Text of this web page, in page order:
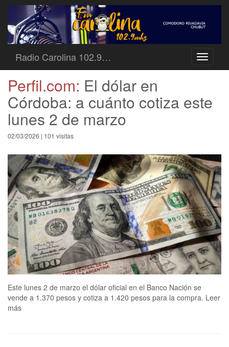
Toggle
Radio Carolina 102.9…
Perfil.com: El dólar en
Córdoba: a cuánto cotiza este
lunes 2 de marzo
02/03/2026 | 101 visitas
Este lunes 2 de marzo el dólar oficial en el Banco Nación se
vende a 1.370 pesos y cotiza a 1.420 pesos para la compra. Leer
más